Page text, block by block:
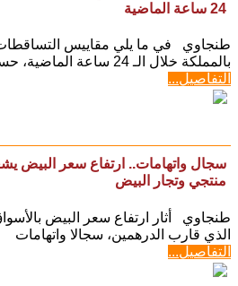
24 ساعة الماضية
طنجاوي في ما يلي مقاييس
بالمملكة خلال الـ 24 ساعة الماضية، حسب المديرية
التفاصيل...
سجال واتهامات.. ارتفاع سعر البيض
منتجي وتجار البيض
طنجاوي أثار ارتفاع سعر البيض
الذي قارب الدرهمين، سجالا واتهامات
التفاصيل...